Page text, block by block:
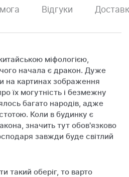
Відгуки
міфологією,
начала є дракон. Дуже
на картинах зображення
їх могутність і безмежну
багато народів, адже
Коли в будинку є
значить тут обов'язково
завжди буде світлий
такий оберіг, то варто